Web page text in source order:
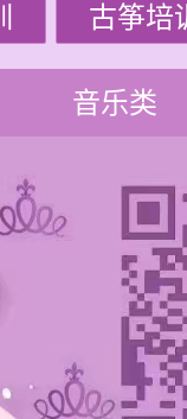
古筝培
音乐类